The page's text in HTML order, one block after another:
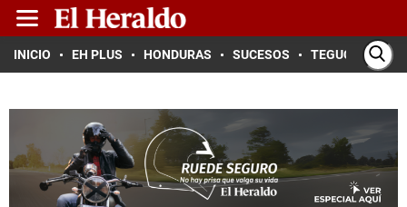
INICIO EH PLUS HONDURAS SUCESOS TEGUCIGALPA